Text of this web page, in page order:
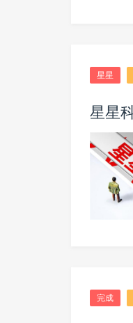
星星
星星
完成